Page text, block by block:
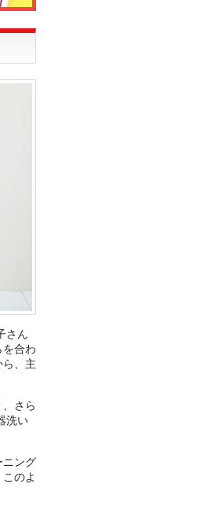
さん
合わ
、主
さら
洗い
ニング
のよ